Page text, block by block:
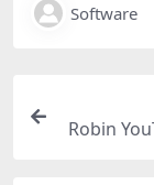
Software
Robin